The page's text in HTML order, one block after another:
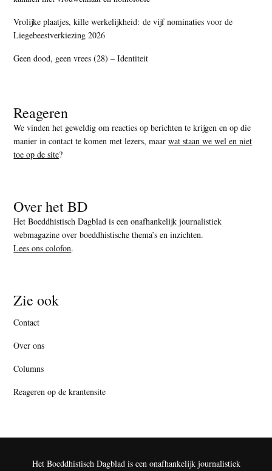
Vrolijke plaatjes, kille werkelijkheid: de vijf nominaties voor de
Liegebeestverkiezing 2026
Geen dood, geen vrees (28) – Identiteit
Reageren
We vinden het geweldig om reacties op berichten te krijgen en op die
manier in contact te komen met lezers, maarwat staan we wel en niet
toe op de site?
Over het BD
Het Boeddhistisch Dagblad is een onafhankelijk journalistiek
webmagazine over boeddhistische thema’s en inzichten.
Lees ons colofon.
Zie ook
Contact
Over ons
Columns
Reageren op de krantensite
Het Boeddhistisch Dagblad is een onafhankelijk journalistiek